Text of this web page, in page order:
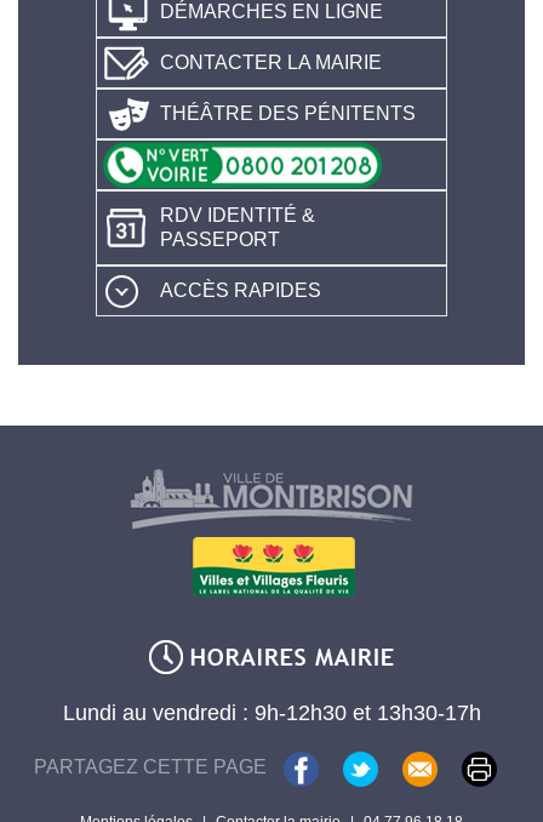
DÉMARCHES EN LIGNE
CONTACTER LA MAIRIE
THÉÂTRE DES PÉNITENTS
RDV IDENTITÉ &
PASSEPORT
ACCÈS RAPIDES
Lundi au vendredi : 9h-12h30 et 13h30-17h
PARTAGEZ CETTE PAGE